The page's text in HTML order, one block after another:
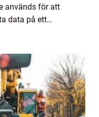
används för att
data på ett